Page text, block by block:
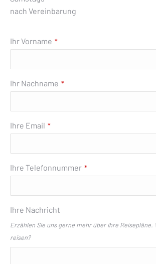
nach Vereinbarung
Ihr Vorname *
Ihr Nachname *
Ihre Email *
Ihre Telefonnummer *
Email
Address *
Ihre Nachricht
Erzählen Sie uns gerne mehr über Ihre Reisepläne.
reisen?